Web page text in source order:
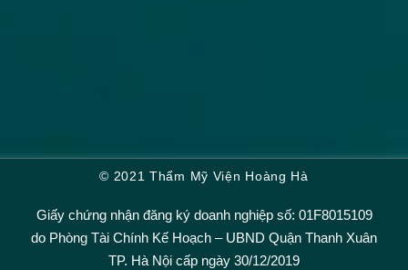
© 2021 Thẩm Mỹ Viện Hoàng Hà
Giấy chứng nhận đăng ký doanh nghiệp số: 01F8015109
do Phòng Tài Chính Kế Hoạch – UBND Quận Thanh Xuân
TP. Hà Nội cấp ngày 30/12/2019